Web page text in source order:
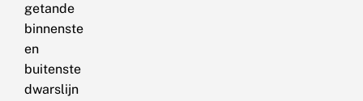
getande
binnenste
en
buitenste
dwarslijn